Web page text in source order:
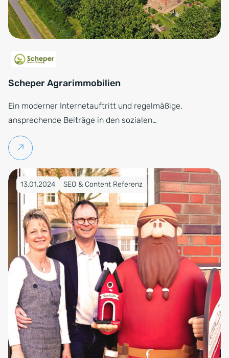
Scheper Agrarimmobilien
Ein moderner Internetauftritt und regelmäßige,
ansprechende Beiträge in den sozialen…
Weiterlesen
Veröffentlicht am 13.01.2024
13.01.2024 SEO & Content Referenz